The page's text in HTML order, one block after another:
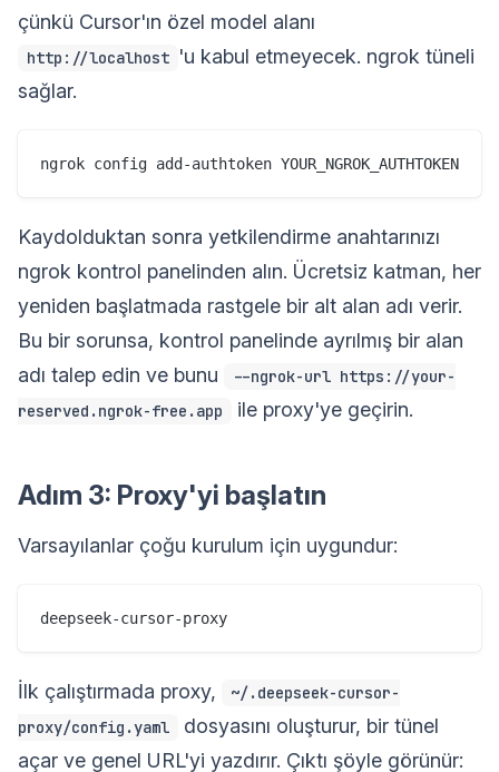
çünkü Cursor'ın özel model alanı
http://localhost 'u kabul etmeyecek. ngrok tüneli
sağlar.
Kaydolduktan sonra yetkilendirme anahtarınızı
ngrok kontrol panelinden alın. Ücretsiz katman, her
yeniden başlatmada rastgele bir alt alan adı verir.
Bu bir sorunsa, kontrol panelinde ayrılmış bir alan
adı talep edin ve bunu
--ngrok-url https://your-
reserved.ngrok-free.app
ile proxy'ye geçirin.
Adım 3: Proxy'yi başlatın
Varsayılanlar çoğu kurulum için uygundur:
İlk çalıştırmada proxy,
~/.deepseek-cursor-
proxy/config.yaml
dosyasını oluşturur, bir tünel
açar ve genel URL'yi yazdırır. Çıktı şöyle görünür: